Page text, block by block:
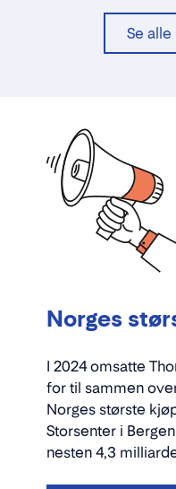
Se
Norges
I 2024 omsatte
for til sammen
Norges største
Storsenter i
nesten 4,3